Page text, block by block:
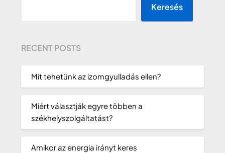
Keresés
RECENT POSTS
Mit tehetünk az izomgyulladás ellen?
Miért választják egyre többen a
székhelyszolgáltatást?
Amikor az energia irányt keres